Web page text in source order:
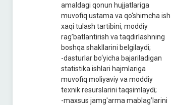
amaldagi qonun hujjatlariga
muvofiq ustama va qo‘shimcha ish
xaqi tulash tartibini, moddiy
rag’batlantirish va taqdirlashning
boshqa shakllarini bеlgilaydi;
-dasturlar bo‘yicha bajariladigan
statistika ishlari hajmlariga
muvofiq moliyaviy va moddiy
tеxnik rеsurslarini taqsimlaydi;
-maxsus jamg'arma mablag’larini